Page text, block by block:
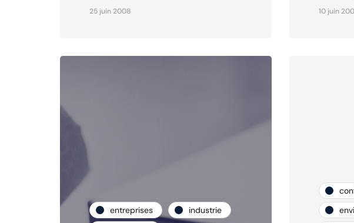
25 juin 2008 10 juin
entreprises
industrie